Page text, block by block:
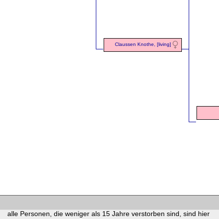
Claussen Knothe, [living]
alle Personen, die weniger als 15 Jahre verstorben sind, sind hier